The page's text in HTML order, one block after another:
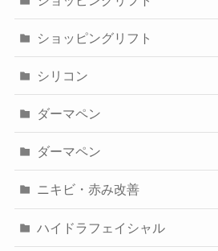
ショッピングリフト
シリコン
ダーマペン
ダーマペン
ニキビ・赤み改善
ハイドラフェイシャル